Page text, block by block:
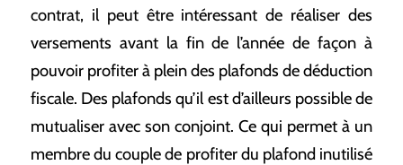
contrat, il peut être intéressant de réaliser des
versements avant la fin de l’année de façon à
pouvoir profiter à plein des plafonds de déduction
fiscale. Des plafonds qu’il est d’ailleurs possible de
mutualiser avec son conjoint. Ce qui permet à un
membre du couple de profiter du plafond inutilisé